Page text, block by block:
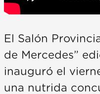
El Salón
de Mercedes”
inauguró el
una nutrida